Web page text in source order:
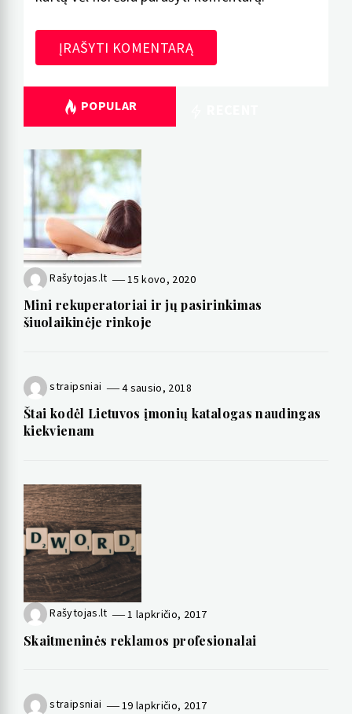
POPULAR
Rašytojas.lt 15 kovo, 2020
Mini rekuperatoriai ir jų pasirinkimas
šiuolaikinėje rinkoje
straipsniai 4 sausio, 2018
Štai kodėl Lietuvos įmonių katalogas naudingas
kiekvienam
Rašytojas.lt 1 lapkričio, 2017
Skaitmeninės reklamos profesionalai
straipsniai 19 lapkričio, 2017